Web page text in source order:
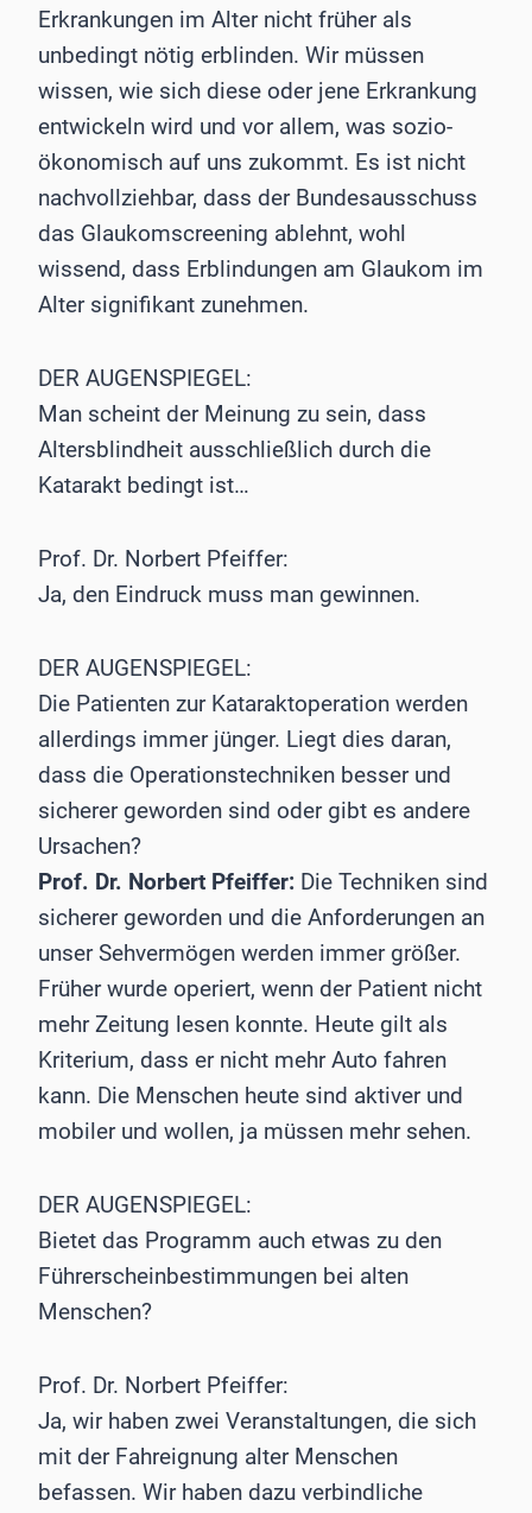
Erkrankungen im Alter nicht früher als
unbedingt nötig erblinden. Wir müssen
wissen, wie sich diese oder jene Erkrankung
entwickeln wird und vor allem, was sozio-
ökonomisch auf uns zukommt. Es ist nicht
nachvollziehbar, dass der Bundesausschuss
das Glaukomscreening ablehnt, wohl
wissend, dass Erblindungen am Glaukom im
Alter signifikant zunehmen.
DER AUGENSPIEGEL:
Man scheint der Meinung zu sein, dass
Altersblindheit ausschließlich durch die
Katarakt bedingt ist…
Prof. Dr. Norbert Pfeiffer:
Ja, den Eindruck muss man gewinnen.
DER AUGENSPIEGEL:
Die Patienten zur Kataraktoperation werden
allerdings immer jünger. Liegt dies daran,
dass die Operationstechniken besser und
sicherer geworden sind oder gibt es andere
Ursachen?
Prof. Dr. Norbert Pfeiffer: Die Techniken sind
sicherer geworden und die Anforderungen an
unser Sehvermögen werden immer größer.
Früher wurde operiert, wenn der Patient nicht
mehr Zeitung lesen konnte. Heute gilt als
Kriterium, dass er nicht mehr Auto fahren
kann. Die Menschen heute sind aktiver und
mobiler und wollen, ja müssen mehr sehen.
DER AUGENSPIEGEL:
Bietet das Programm auch etwas zu den
Führerscheinbestimmungen bei alten
Menschen?
Prof. Dr. Norbert Pfeiffer:
Ja, wir haben zwei Veranstaltungen, die sich
mit der Fahreignung alter Menschen
befassen. Wir haben dazu verbindliche